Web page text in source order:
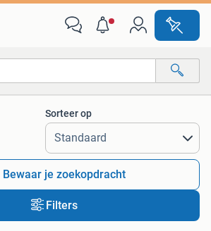
Alle afstanden…
Sorteer op
Bewaar je zoekopdracht
Filters